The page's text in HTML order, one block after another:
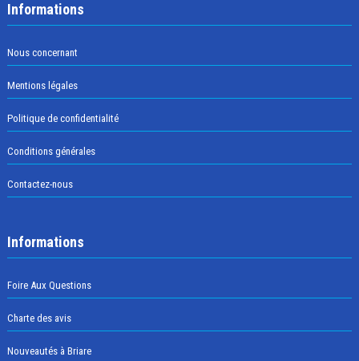
Informations
Nous concernant
Mentions légales
Politique de confidentialité
Conditions générales
Contactez-nous
Informations
Foire Aux Questions
Charte des avis
Nouveautés à Briare